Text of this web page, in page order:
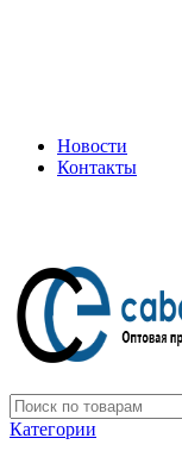
Новости
Контакты
Категории